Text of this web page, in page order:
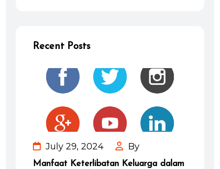
Recent Posts
July 29, 2024 By
Manfaat Keterlibatan Keluarga dalam